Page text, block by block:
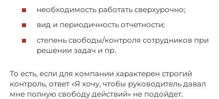
необходимость работать сверхурочно;
вид и периодичность отчетности;
степень свободы/контроля сотрудников при
решении задач и пр.
То есть, если для компании характерен строгий
контроль, ответ «Я хочу, чтобы руководитель давал
мне полную свободу действий» не подойдет.